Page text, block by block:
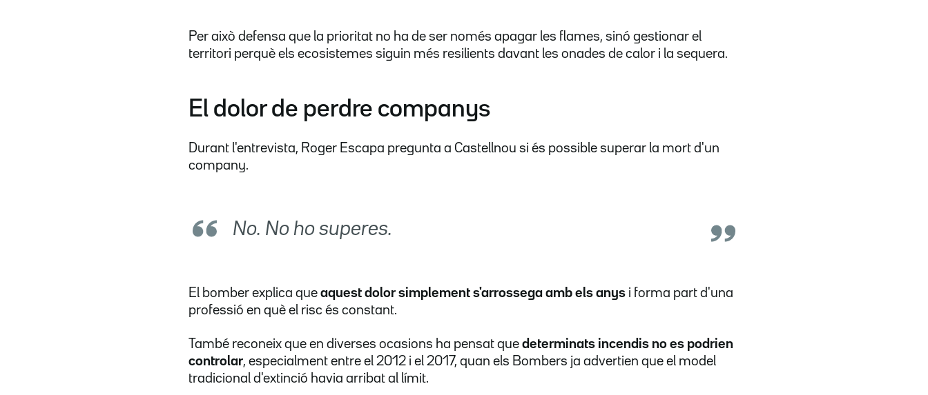
Per això defensa que la prioritat no ha de ser només apagar les flames, sinó gestionar el
territori perquè els ecosistemes siguin més resilients davant les onades de calor i la sequera.
El dolor de perdre companys
Durant l'entrevista, Roger Escapa pregunta a Castellnou si és possible superar la mort d'un
company.
No. No ho superes.
El bomber explica que aquest dolor simplement s'arrossega amb els anys i forma part d'una
professió en què el risc és constant.
També reconeix que en diverses ocasions ha pensat que determinats incendis no es podrien
controlar, especialment entre el 2012 i el 2017, quan els Bombers ja advertien que el model
tradicional d'extinció havia arribat al límit.